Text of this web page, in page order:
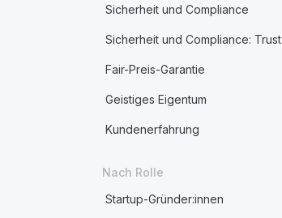
Sicherheit und Compliance
Sicherheit und Compliance:
Fair-Preis-Garantie
Geistiges Eigentum
Kundenerfahrung
Nach Rolle
Startup-Gründer:innen